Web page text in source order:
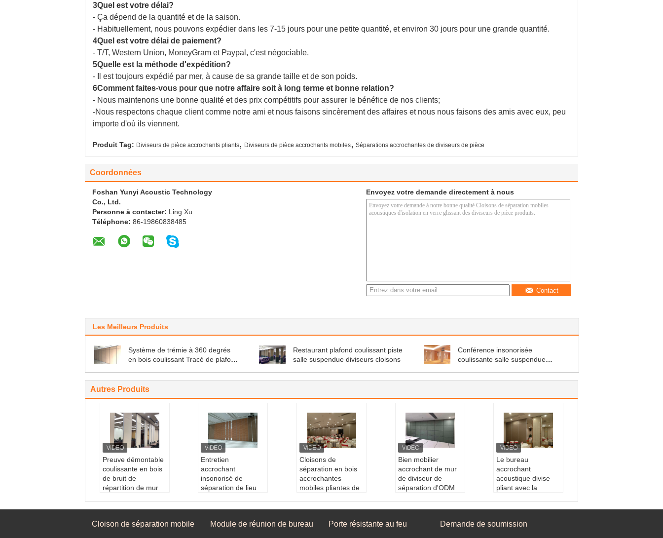
3Quel est votre délai?
- Ça dépend de la quantité et de la saison.
- Habituellement, nous pouvons expédier dans les 7-15 jours pour une petite quantité, et environ 30 jours pour une grande quantité.
4Quel est votre délai de paiement?
- T/T, Western Union, MoneyGram et Paypal, c'est négociable.
5Quelle est la méthode d'expédition?
- Il est toujours expédié par mer, à cause de sa grande taille et de son poids.
6Comment faites-vous pour que notre affaire soit à long terme et bonne relation?
- Nous maintenons une bonne qualité et des prix compétitifs pour assurer le bénéfice de nos clients;
-Nous respectons chaque client comme notre ami et nous faisons sincèrement des affaires et nous nous faisons des amis avec eux, peu
importe d'où ils viennent.
Produit Tag: Diviseurs de pièce accrochants pliants, Diviseurs de pièce accrochants mobiles, Séparations accrochantes de diviseurs de pièce
Coordonnées
Foshan Yunyi Acoustic Technology
Co., Ltd.
Personne à contacter: Ling Xu
Téléphone: 86-19860838485
Envoyez votre demande directement à nous
Contact
Les Meilleurs Produits
Système de trémie à 360 degrés
en bois coulissant Tracé de plafond
Restaurant plafond coulissant piste
salle suspendue diviseurs cloisons
Conférence insonorisée
coulissante salle suspendue
Autres Produits
Preuve démontable
coulissante en bois
de bruit de
répartition de mur
Matériaux:Aluminiu
Entretien
accrochant
insonorisé de
séparation de lieu
Matériel de visage:
Cloisons de
séparation en bois
accrochantes
mobiles pliantes de
Produit: diviseurs d
Bien mobilier
accrochant de mur
de diviseur de
séparation d'ODM
viseur de pièce accr
Le bureau
accrochant
acoustique divise
pliant avec la
e pièce accrochants
Cloison de séparation mobile Module de réunion de bureau Porte résistante au feu Demande de soumission